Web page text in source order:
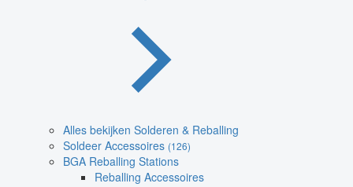
Alles bekijken Solderen & Reballing
Soldeer Accessoires (126)
BGA Reballing Stations
Reballing Accessoires